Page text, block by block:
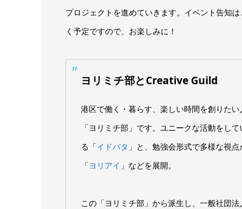
プロジェクトを進めていきます。イベント告知
く予定ですので、お楽しみに！
ヨリミチ部とCreative Guild
港区で働く・暮らす、楽しい時間を創りた
「ヨリミチ部」です。ユニークな活動をし
る「イドバタ 」と、勉強会形式で多様な視
「ヨリアイ 」などを展開。
この「ヨリミチ部」から派生し、一般社団